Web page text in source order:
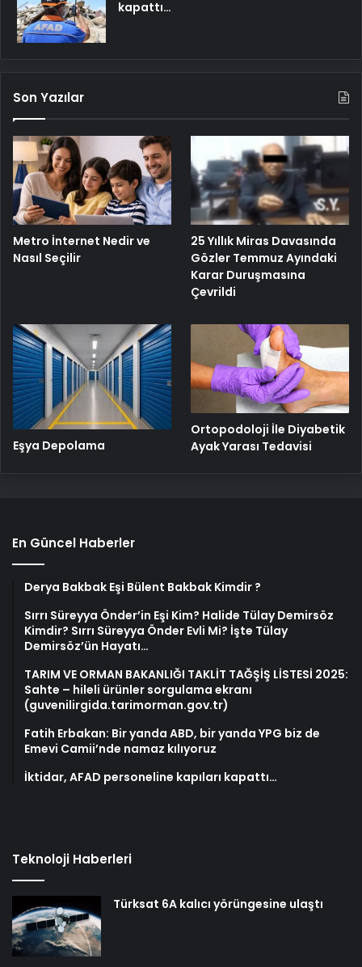
kapattı…
Son Yazılar
Metro İnternet Nedir ve
Nasıl Seçilir
25 Yıllık Miras Davasında
Gözler Temmuz Ayındaki
Karar Duruşmasına
Çevrildi
Eşya Depolama
Ortopodoloji İle Diyabetik
Ayak Yarası Tedavisi
En Güncel Haberler
Derya Bakbak Eşi Bülent Bakbak Kimdir ?
Sırrı Süreyya Önder’in Eşi Kim? Halide Tülay Demirsöz
Kimdir? Sırrı Süreyya Önder Evli Mi? İşte Tülay
Demirsöz’ün Hayatı…
TARIM VE ORMAN BAKANLIĞI TAKLİT TAĞŞİŞ LİSTESİ 2025:
Sahte – hileli ürünler sorgulama ekranı
(guvenilirgida.tarimorman.gov.tr)
Fatih Erbakan: Bir yanda ABD, bir yanda YPG biz de
Emevi Camii’nde namaz kılıyoruz
İktidar, AFAD personeline kapıları kapattı…
Teknoloji Haberleri
Türksat 6A kalıcı yörüngesine ulaştı